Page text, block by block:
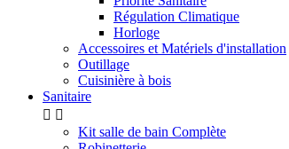
Régulation Climatique
Horloge
Accessoires et Matériels d'installation
Outillage
Cuisinière à bois
Sanitaire
 
Kit salle de bain Complète